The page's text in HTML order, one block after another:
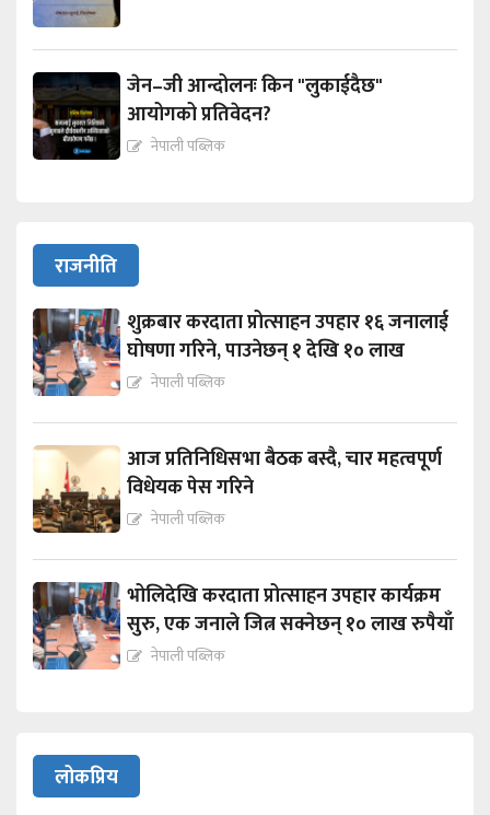
जेन–जी आन्दोलनः किन "लुकाईदैछ"
आयोगको प्रतिवेदन?
नेपाली पब्लिक
राजनीति
शुक्रबार करदाता प्रोत्साहन उपहार १६ जनालाई
घोषणा गरिने, पाउनेछन् १ देखि १० लाख
नेपाली पब्लिक
आज प्रतिनिधिसभा बैठक बस्दै, चार महत्वपूर्ण
विधेयक पेस गरिने
नेपाली पब्लिक
भोलिदेखि करदाता प्रोत्साहन उपहार कार्यक्रम
सुरु, एक जनाले जित्न सक्नेछन् १० लाख रुपैयाँ
नेपाली पब्लिक
लोकप्रिय